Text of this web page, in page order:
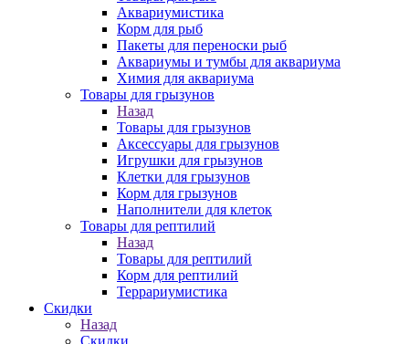
Аквариумистика
Корм для рыб
Пакеты для переноски рыб
Аквариумы и тумбы для аквариума
Химия для аквариума
Товары для грызунов
Назад
Товары для грызунов
Аксессуары для грызунов
Игрушки для грызунов
Клетки для грызунов
Корм для грызунов
Наполнители для клеток
Товары для рептилий
Назад
Товары для рептилий
Корм для рептилий
Террариумистика
Скидки
Назад
Скидки